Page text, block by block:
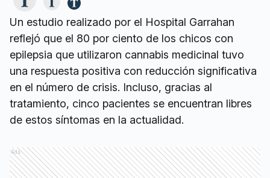
Un estudio realizado por el Hospital Garrahan
reflejó que el 80 por ciento de los chicos con
epilepsia que utilizaron cannabis medicinal tuvo
una respuesta positiva con reducción significativa
en el número de crisis. Incluso, gracias al
tratamiento, cinco pacientes se encuentran libres
de estos síntomas en la actualidad.
Ads